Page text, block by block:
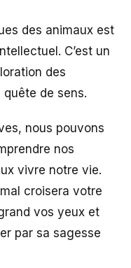
des animaux est
C’est un
des
de sens.
nous pouvons
nos
vivre notre vie.
croisera votre
vos yeux et
par sa sagesse